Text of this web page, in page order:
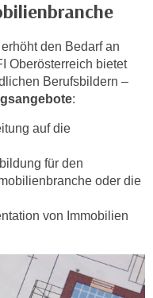
den Bedarf an
Oberösterreich bietet
Berufsbildern –
:
auf die
für den
oder die
von Immobilien